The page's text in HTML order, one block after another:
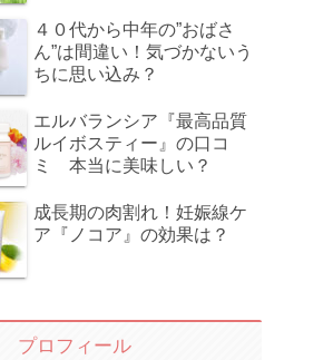
４０代から中年の”おばさ
ん”は間違い！気づかないう
ちに思い込み？
エルバランシア『最高品質
ルイボスティー』の口コ
ミ 本当に美味しい？
成長期の肉割れ！妊娠線ケ
ア『ノコア』の効果は？
プロフィール